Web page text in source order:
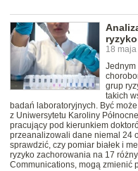
18
grup
takich
badań laboratoryjnych. Być
z Uniwersytetu Karoliny
pracujący pod kierunkiem
przeanalizowali dane niemal 24
sprawdzić, czy pomiar białek i
ryzyko zachorowania na 17
Communications, mogą zmienić